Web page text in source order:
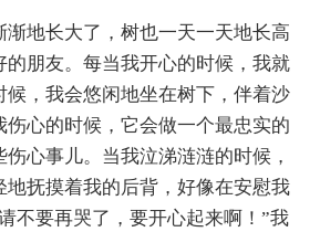
渐地长大了，树也一天一天地长高
的朋友。每当我开心的时候，我就
候，我会悠闲地坐在树下，伴着沙
伤心的时候，它会做一个最忠实的
心事儿。当我泣涕涟涟的时候，
地抚摸着我的后背，好像在安慰我
不要再哭了，要开心起来啊！”我